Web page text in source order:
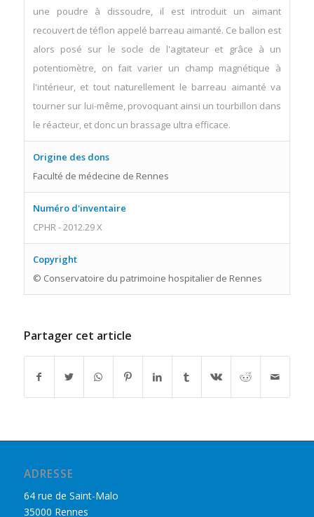
une poudre à dissoudre, il est introduit un aimant
recouvert de téflon appelé barreau aimanté. Ce ballon est
alors posé sur le socle de l'agitateur et grâce à un
potentiomètre, on fait varier un champ magnétique à
l'intérieur, et tout naturellement le barreau aimanté va
tourner sur lui-même, provoquant ainsi un tourbillon dans
le réacteur, et donc un brassage ultra efficace.
Origine des dons
Faculté de médecine de Rennes
Numéro d'inventaire
CPHR - 2012.29 X
Copyright
© Conservatoire du patrimoine hospitalier de Rennes
Partager cet article
ADRESSE
64 rue de Saint-Malo
35000 Rennes